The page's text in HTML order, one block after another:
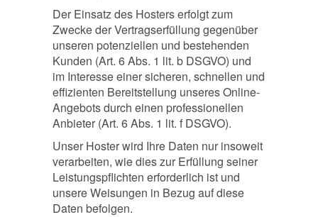
Der Einsatz des Hosters erfolgt zum
Zwecke der Vertragserfüllung gegenüber
unseren potenziellen und bestehenden
Kunden (Art. 6 Abs. 1 lit. b DSGVO) und
im Interesse einer sicheren, schnellen und
effizienten Bereitstellung unseres Online-
Angebots durch einen professionellen
Anbieter (Art. 6 Abs. 1 lit. f DSGVO).
Unser Hoster wird Ihre Daten nur insoweit
verarbeiten, wie dies zur Erfüllung seiner
Leistungspflichten erforderlich ist und
unsere Weisungen in Bezug auf diese
Daten befolgen.